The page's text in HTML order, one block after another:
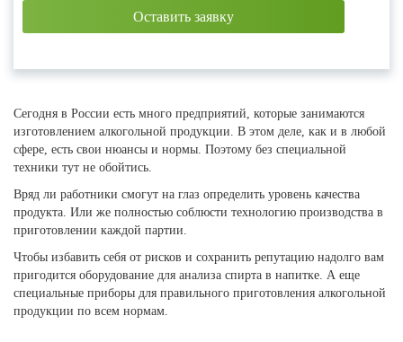
Сегодня в России есть много предприятий, которые занимаются
изготовлением алкогольной продукции. В этом деле, как и в любой
сфере, есть свои нюансы и нормы. Поэтому без специальной
техники тут не обойтись.
Вряд ли работники смогут на глаз определить уровень качества
продукта. Или же полностью соблюсти технологию производства в
приготовлении каждой партии.
Чтобы избавить себя от рисков и сохранить репутацию надолго вам
пригодится оборудование для анализа спирта в напитке. А еще
специальные приборы для правильного приготовления алкогольной
продукции по всем нормам.